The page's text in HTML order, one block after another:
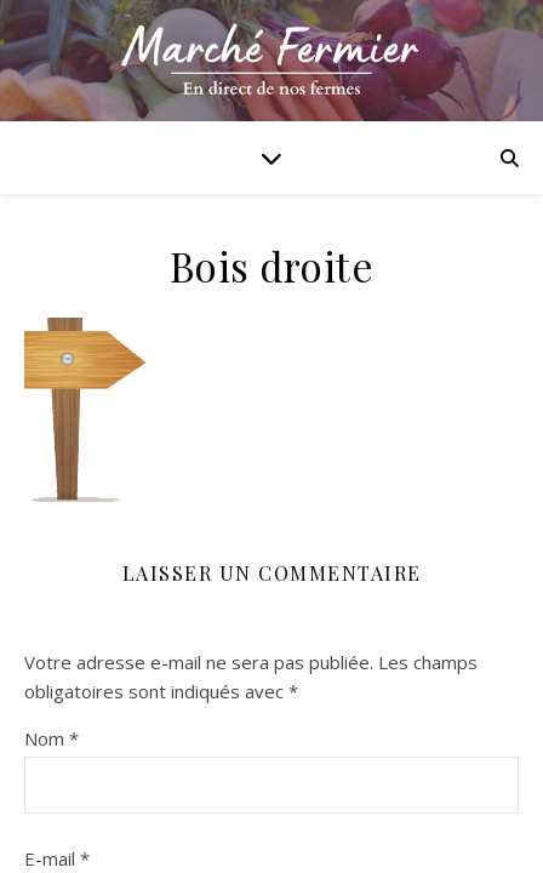
Bois droite
LAISSER UN COMMENTAIRE
Votre adresse e-mail ne sera pas publiée. Les champs
obligatoires sont indiqués avec *
Nom *
E-mail *